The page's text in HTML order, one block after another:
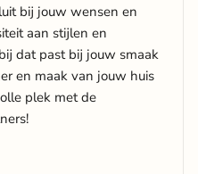
bij jouw wensen en
aan stijlen en
dat past bij jouw smaak
en maak van jouw huis
plek met de